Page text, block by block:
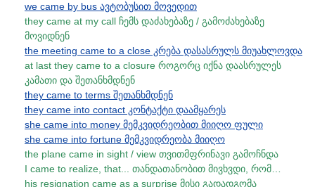
we came by bus ავტობუსით მოვედით
they came at my call ჩემს დაძახებაზე / გამოძახებაზე
მოვიდნენ
the meeting came to a close კრება დასასრულს მიუახლოვდა
at last they came to a closure როგორც იქნა დაასრულეს
კამათი და შეთანხმდნენ
they came to terms შეთანხმდნენ
they came into contact კონტაქტი დაამყარეს
she came into money მემკვიდრეობით მიიღო ფული
she came into fortune მემკვიდრეობა მიიღო
the plane came in sight / view თვითმფრინავი გამოჩნდა
I came to realize, that... თანდათანობით მივხვდი, რომ…
his resignation came as a surprise მისი გადადგომა